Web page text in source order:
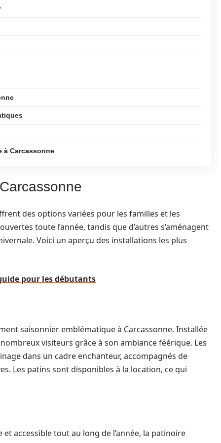
à Carcassonne
des options variées pour les familles et les
toute l’année, tandis que d’autres s’aménagent
Voici un aperçu des installations les plus
pour les débutants
saisonnier emblématique à Carcassonne. Installée
visiteurs grâce à son ambiance féérique. Les
dans un cadre enchanteur, accompagnés de
Les patins sont disponibles à la location, ce qui
accessible tout au long de l’année, la patinoire